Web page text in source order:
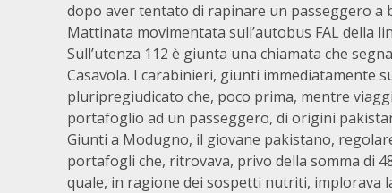
dopo aver tentato di rapinare un passeggero a
Mattinata movimentata sull’autobus FAL della
Sull’utenza 112 è giunta una chiamata che
Casavola. I carabinieri, giunti immediatamente
pluripregiudicato che, poco prima, mentre
portafoglio ad un passeggero, di origini
Giunti a Modugno, il giovane pakistano,
portafogli che, ritrovava, privo della somma di
quale, in ragione dei sospetti nutriti, implorava